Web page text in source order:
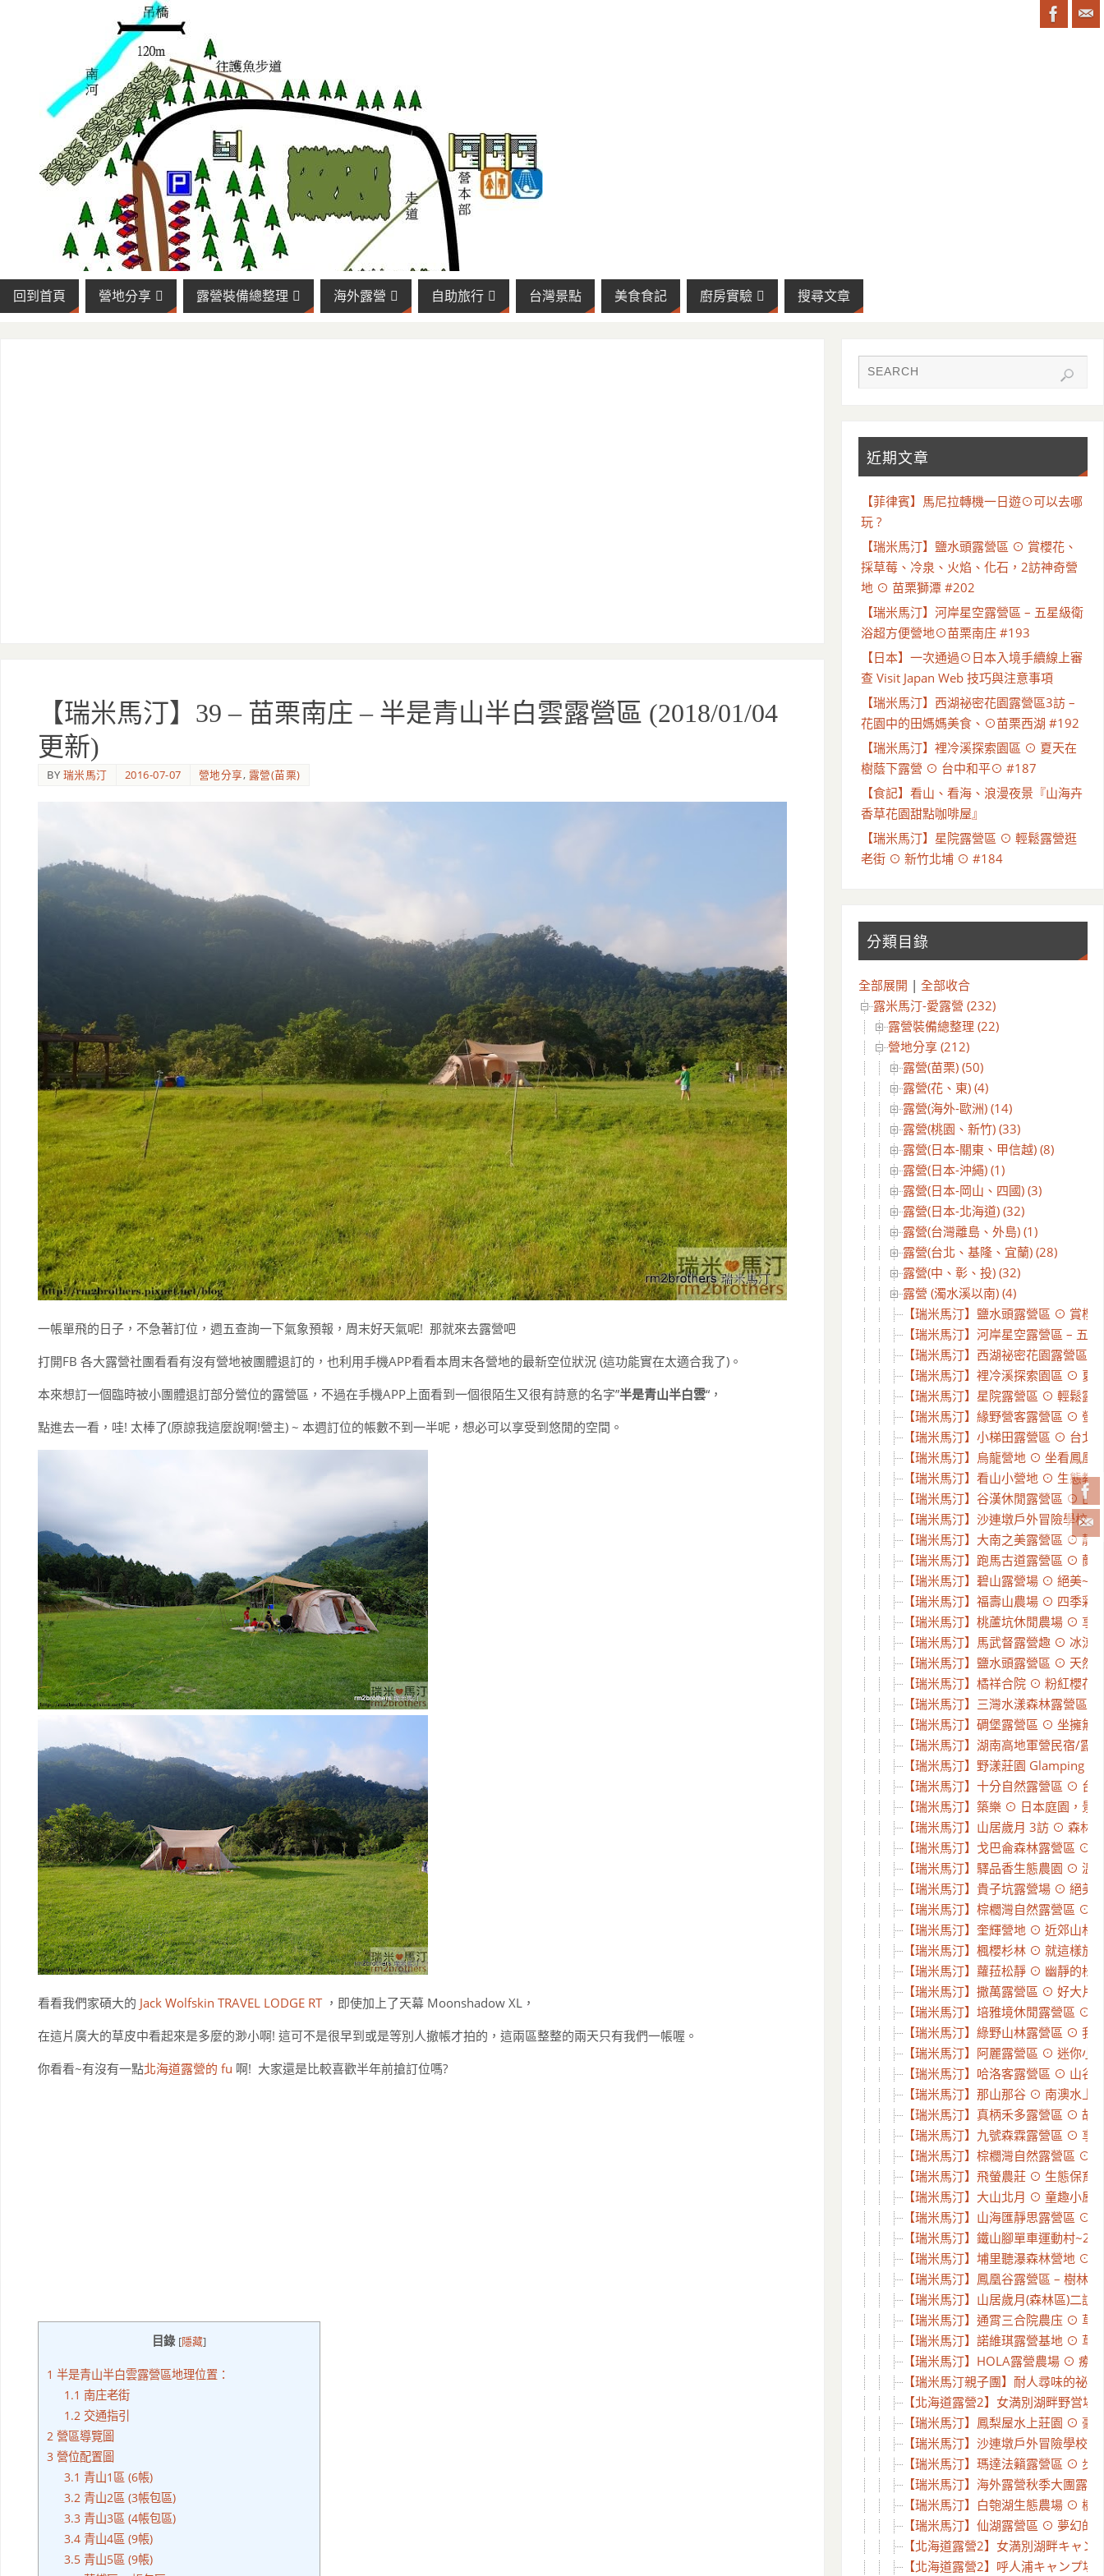
回到首頁 營地分享 露營裝備總整理 海外露營 自助旅行 台灣景點 美食食記 廚房實驗 搜尋文章
【瑞米馬汀】39 – 苗栗南庄 – 半是青山半白雲露營區 (2018/01/04
更新)
BY 瑞米馬汀 2016-07-07 營地分享, 露營(苗栗)
一帳單飛的日子，不急著訂位，週五查詢一下氣象預報，周末好天氣呢! 那就來去露營吧
打開FB 各大露營社團看看有沒有營地被團體退訂的，也利用手機APP看看本周末各營地的最新空位狀況 (這功能實在太適合我了)。
本來想訂一個臨時被小團體退訂部分營位的露營區，不過在手機APP上面看到一個很陌生又很有詩意的名字”半是青山半白雲“，
點進去一看，哇! 太棒了(原諒我這麼說啊!營主) ~ 本週訂位的帳數不到一半呢，想必可以享受到悠閒的空間。
看看我們家碩大的 Jack Wolfskin TRAVEL LODGE RT，即使加上了天幕 Moonshadow XL，
在這片廣大的草皮中看起來是多麼的渺小啊! 這可不是很早到或是等別人撤帳才拍的，這兩區整整的兩天只有我們一帳喔。
你看看~有沒有一點北海道露營的 fu 啊! 大家還是比較喜歡半年前搶訂位嗎?
目錄 [隱藏]
1 半是青山半白雲露營區地理位置：
1.1 南庄老街
1.2 交通指引
2 營區導覽圖
3 營位配置圖
3.1 青山1區 (6帳)
3.2 青山2區 (3帳包區)
3.3 青山3區 (4帳包區)
3.4 青山4區 (9帳)
3.5 青山5區 (9帳)
近期文章
【菲律賓】馬尼拉轉機一日遊⊙可以去哪
玩 ?
【瑞米馬汀】鹽水頭露營區 ⊙ 賞櫻花、
採草莓、冷泉、火焰、化石，2訪神奇營
地 ⊙ 苗栗獅潭 #202
【瑞米馬汀】河岸星空露營區 – 五星級衛
浴超方便營地⊙苗栗南庄 #193
【日本】一次通過⊙日本入境手續線上審
查 Visit Japan Web 技巧與注意事項
【瑞米馬汀】西湖祕密花園露營區3訪 –
花園中的田媽媽美食、⊙苗栗西湖 #192
【瑞米馬汀】裡冷溪探索園區 ⊙ 夏天在
樹蔭下露營 ⊙ 台中和平⊙ #187
【食記】看山、看海、浪漫夜景『山海卉
香草花園甜點咖啡屋』
【瑞米馬汀】星院露營區 ⊙ 輕鬆露營逛
老街 ⊙ 新竹北埔 ⊙ #184
分類目錄
全部展開 | 全部收合
露米馬汀-愛露營 (232)
露營裝備總整理 (22)
營地分享 (212)
露營(苗栗) (50)
露營(花、東) (4)
露營(海外-歐洲) (14)
露營(桃園、新竹) (33)
露營(日本-關東、甲信越) (8)
露營(日本-沖繩) (1)
露營(日本-岡山、四國) (3)
露營(日本-北海道) (32)
露營(台灣離島、外島) (1)
露營(台北、基隆、宜蘭) (28)
露營(中、彰、投) (32)
露營 (濁水溪以南) (4)
【瑞米馬汀】鹽水頭露營區 ⊙ 賞櫻
【瑞米馬汀】河岸星空露營區 – 五
【瑞米馬汀】西湖祕密花園露營區
【瑞米馬汀】裡冷溪探索園區 ⊙
【瑞米馬汀】星院露營區 ⊙ 輕鬆
【瑞米馬汀】緣野營客露營區 ⊙ 螢
【瑞米馬汀】小梯田露營區 ⊙ 台北
【瑞米馬汀】烏龍營地 ⊙ 坐看鳳凰
【瑞米馬汀】看山小營地 ⊙ 生態教
【瑞米馬汀】谷漢休閒露營區 ⊙ 山
【瑞米馬汀】沙連墩戶外冒險學校
【瑞米馬汀】大南之美露營區 ⊙ 靜
【瑞米馬汀】跑馬古道露營區 ⊙ 蘭
【瑞米馬汀】碧山露營場 ⊙ 絕美~
【瑞米馬汀】福壽山農場 ⊙ 四季彩
【瑞米馬汀】桃蘆坑休閒農場 ⊙ 享
【瑞米馬汀】馬武督露營趣 ⊙ 冰涼
【瑞米馬汀】鹽水頭露營區 ⊙ 天然
【瑞米馬汀】橘祥合院 ⊙ 粉紅櫻花
【瑞米馬汀】三灣水漾森林露營區
【瑞米馬汀】碉堡露營區 ⊙ 坐擁無
【瑞米馬汀】湖南高地軍營民宿/露
【瑞米馬汀】野漾莊園 Glamping
【瑞米馬汀】十分自然露營區 ⊙ 台
【瑞米馬汀】築樂 ⊙ 日本庭園，景
【瑞米馬汀】山居歲月 3訪 ⊙ 森林
【瑞米馬汀】戈巴侖森林露營區 ⊙
【瑞米馬汀】驛品香生態農園 ⊙ 溫
【瑞米馬汀】貴子坑露營場 ⊙ 絕美
【瑞米馬汀】棕櫚灣自然露營區 ⊙
【瑞米馬汀】奎輝營地 ⊙ 近郊山林
【瑞米馬汀】楓櫻杉林 ⊙ 就這樣放
【瑞米馬汀】蘿菈松靜 ⊙ 幽靜的松
【瑞米馬汀】撒萬露營區 ⊙ 好大片
【瑞米馬汀】培雅境休閒露營區 ⊙
【瑞米馬汀】綠野山林露營區 ⊙ 我
【瑞米馬汀】阿麗露營區 ⊙ 迷你小
【瑞米馬汀】哈洛客露營區 ⊙ 山谷
【瑞米馬汀】那山那谷 ⊙ 南澳水上
【瑞米馬汀】真柄禾多露營區 ⊙ 故
【瑞米馬汀】九號森霖露營區 ⊙ 享
【瑞米馬汀】棕櫚灣自然露營區 ⊙
【瑞米馬汀】飛螢農莊 ⊙ 生態保育
【瑞米馬汀】大山北月 ⊙ 童趣小屋
【瑞米馬汀】山海匯靜思露營區 ⊙
【瑞米馬汀】鐵山腳單車運動村~2
【瑞米馬汀】埔里聽瀑森林營地 ⊙
【瑞米馬汀】鳳凰谷露營區 – 樹林
【瑞米馬汀】山居歲月(森林區)二
【瑞米馬汀】通霄三合院農庒 ⊙ 草
【瑞米馬汀】諾維琪露營基地 ⊙ 草
【瑞米馬汀】HOLA露營農場 ⊙ 療
【瑞米馬汀親子團】耐人尋味的祕
【北海道露營2】女満別湖畔野営
【瑞米馬汀】鳳梨屋水上莊園 ⊙ 豪
【瑞米馬汀】沙連墩戶外冒險學校
【瑞米馬汀】瑪達法籟露營區 ⊙ 步
【瑞米馬汀】海外露營秋季大團露
【瑞米馬汀】白匏湖生態農場 ⊙ 樹
【瑞米馬汀】仙湖露營區 ⊙ 夢幻的
【北海道露營2】女満別湖畔キャ
【北海道露營2】呼人浦キャンプ